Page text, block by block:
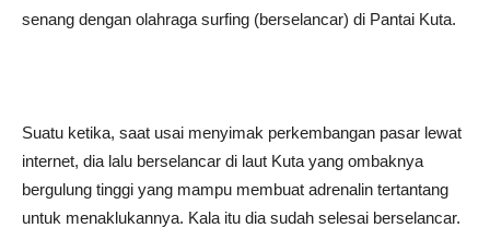
senang dengan olahraga surfing (berselancar) di Pantai Kuta.
Suatu ketika, saat usai menyimak perkembangan pasar lewat
internet, dia lalu berselancar di laut Kuta yang ombaknya
bergulung tinggi yang mampu membuat adrenalin tertantang
untuk menaklukannya. Kala itu dia sudah selesai berselancar.